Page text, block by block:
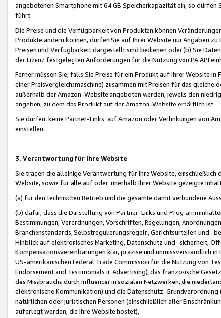
angebotenen Smartphone mit 64 GB Speicherkapazität ein, so dürfen
führt.
Die Preise und die Verfügbarkeit von Produkten können
Produkte ändern können, dürfen Sie auf Ihrer Website nur Angaben
Preisen und Verfügbarkeit dargestellt sind bedienen oder (b) Sie
der Lizenz festgelegten Anforderungen für die Nutzung von PA API
Ferner müssen Sie, falls Sie Preise für ein Produkt auf Ihrer Website
einer Preisvergleichsmaschine) zusammen mit Preisen für das
außerhalb der Amazon-Website angeboten werden, jeweils den
angeben, zu dem das Produkt auf der Amazon-Website erhältlich ist.
Sie dürfen keine Partner-Links auf Amazon oder Verlinkungen von
einstellen.
3. Verantwortung für Ihre Website
Sie tragen die alleinige Verantwortung für Ihre Website,
Website, sowie für alle auf oder innerhalb Ihrer Website gezeigte
(a) für den technischen Betrieb und die gesamte damit verbundene
(b) dafür, dass die Darstellung von Partner-Links und
Bestimmungen, Verordnungen, Vorschriften, Regelungen,
Branchenstandards, Selbstregulierungsregeln, Gerichtsurteilen und -
Hinblick auf elektronisches Marketing, Datenschutz und -sicherheit,
Kompensationsvereinbarungen klar, präzise und unmissverständlich
US-amerikanischen Federal Trade Commission für die Nutzung von
Endorsement and Testimonials in Advertising), das französische
des Missbrauchs durch Influencer in sozialen Netzwerken, die
elektronische Kommunikation) und die Datenschutz-
natürlichen oder juristischen Personen (einschließlich aller
auferlegt werden, die Ihre Website hostet),